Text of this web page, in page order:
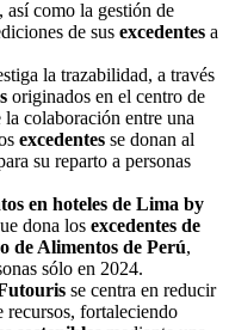
así como la gestión de
de sus excedentes a
la trazabilidad, a través
originados en el centro de
la colaboración entre una
excedentes se donan al
su reparto a personas
en hoteles de Lima by
dona los excedentes de
de Alimentos de Perú,
sólo en 2024.
se centra en reducir
recursos, fortaleciendo